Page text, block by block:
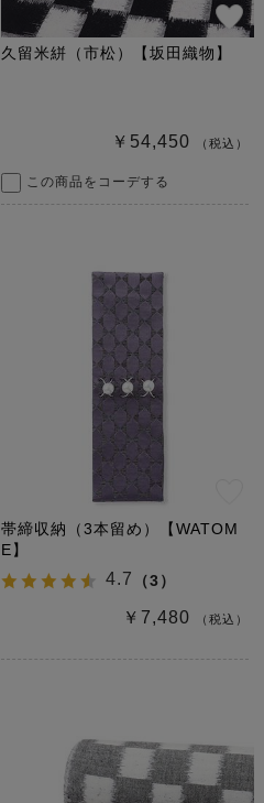
久留米絣（市松）【坂田織物】
￥54,450 （税込）
この商品をコーデする
帯締収納（3本留め）【WATOM
E】
4.7 （3 ）
￥7,480 （税込）